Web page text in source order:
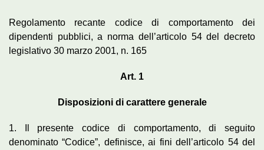
Regolamento recante codice di comportamento dei
dipendenti pubblici, a norma dell’articolo 54 del decreto
legislativo 30 marzo 2001, n. 165
Art. 1
Disposizioni di carattere generale
1. Il presente codice di comportamento, di seguito
denominato “Codice”, definisce, ai fini dell’articolo 54 del